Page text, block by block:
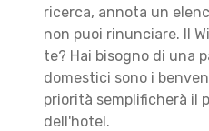
ricerca, annota un
non puoi rinunciare. Il
te? Hai bisogno di una
domestici sono i
priorità semplificherà il
dell'hotel.